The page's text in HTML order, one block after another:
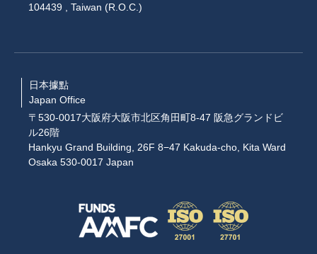
104439 , Taiwan (R.O.C.)
日本據點
Japan Office
〒530-0017大阪府大阪市北区角田町8-47 阪急グランドビ
ル26階
Hankyu Grand Building, 26F 8−47 Kakuda-cho, Kita Ward
Osaka 530-0017 Japan